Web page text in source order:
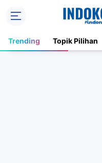
Trending Topik Pilihan